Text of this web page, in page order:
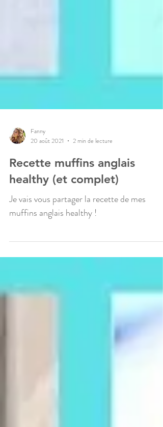
20 août 2021
2 min de lecture
Recette muffins anglais
healthy (et complet)
Je vais vous partager la recette de mes